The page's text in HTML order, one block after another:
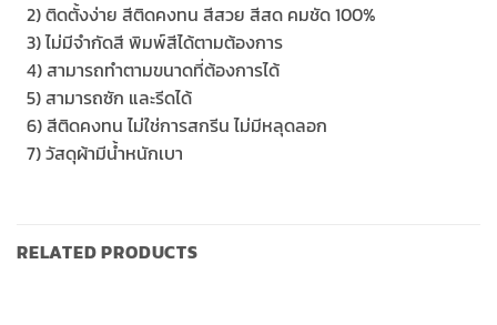
2) ติดตั้งง่าย สีติดคงทน สีสวย สีสด คมชัด 100%
3) ไม่มีจำกัดสี พิมพ์สีได้ตามต้องการ
4) สามารถทำตามขนาดที่ต้องการได้
5) สามารถซัก และรีดได้
6) สีติดคงทน ไม่ใช่การสกรีน ไม่มีหลุดลอก
7) วัสดุผ้ามีน้ำหนักเบา
RELATED PRODUCTS